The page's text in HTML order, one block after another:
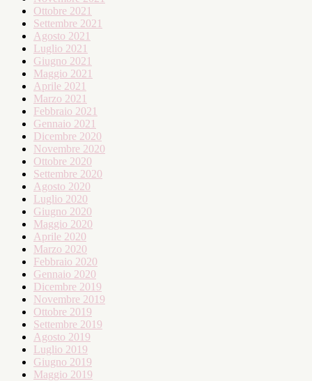
Ottobre 2021
Settembre 2021
Agosto 2021
Luglio 2021
Giugno 2021
Maggio 2021
Aprile 2021
Marzo 2021
Febbraio 2021
Gennaio 2021
Dicembre 2020
Novembre 2020
Ottobre 2020
Settembre 2020
Agosto 2020
Luglio 2020
Giugno 2020
Maggio 2020
Aprile 2020
Marzo 2020
Febbraio 2020
Gennaio 2020
Dicembre 2019
Novembre 2019
Ottobre 2019
Settembre 2019
Agosto 2019
Luglio 2019
Giugno 2019
Maggio 2019